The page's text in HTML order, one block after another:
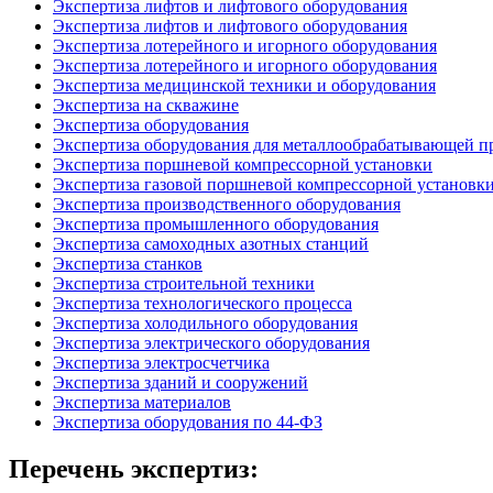
Экспертиза лифтов и лифтового оборудования
Экспертиза лифтов и лифтового оборудования
Экспертиза лотерейного и игорного оборудования
Экспертиза лотерейного и игорного оборудования
Экспертиза медицинской техники и оборудования
Экспертиза на скважине
Экспертиза оборудования
Экспертиза оборудования для металлообрабатывающей
Экспертиза поршневой компрессорной установки
Экспертиза газовой поршневой компрессорной установки
Экспертиза производственного оборудования
Экспертиза промышленного оборудования
Экспертиза самоходных азотных станций
Экспертиза станков
Экспертиза строительной техники
Экспертиза технологического процесса
Экспертиза холодильного оборудования
Экспертиза электрического оборудования
Экспертиза электросчетчика
Экспертиза зданий и сооружений
Экспертиза материалов
Экспертиза оборудования по 44-ФЗ
Перечень экспертиз: